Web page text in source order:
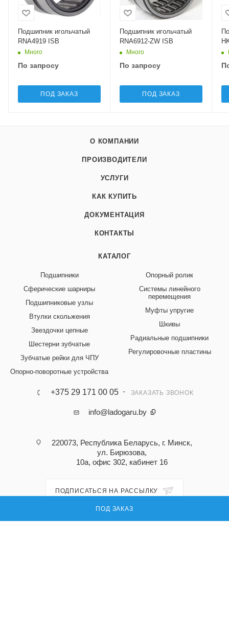
ПОД ЗАКАЗ
Подшипник игольчатый
RNA4919 ISB
Много
По запросу
ПОД ЗАКАЗ
Подшипник игольчатый
RNA6912-ZW ISB
Много
По запросу
ПОД ЗАКАЗ
О КОМПАНИИ
ПРОИЗВОДИТЕЛИ
УСЛУГИ
КАК КУПИТЬ
ДОКУМЕНТАЦИЯ
КОНТАКТЫ
КАТАЛОГ
Подшипники
Сферические шарниры
Подшипниковые узлы
Втулки скольжения
Звездочки цепные
Шестерни зубчатые
Зубчатые рейки для ЧПУ
Опорно-поворотные устройства
Опорный ролик
Системы линейного
перемещения
Муфты упругие
Шкивы
Радиальные подшипники
Регулировочные пластины
+375 29 171 00 05 ЗАКАЗАТЬ ЗВОНОК
info@ladogaru.by
220073, Республика Беларусь, г. Минск,
ул. Бирюзова,
10а, офис 302, кабинет 16
ПОДПИСАТЬСЯ НА РАССЫЛКУ